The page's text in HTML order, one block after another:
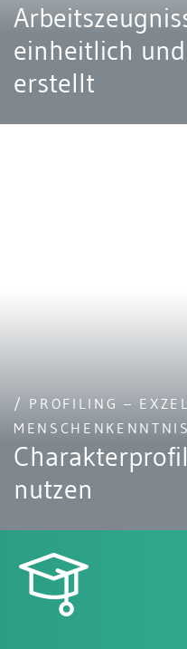
einheitlich
erstellt
/ PROFILING –
MENSCHENKENNTNIS
nutzen